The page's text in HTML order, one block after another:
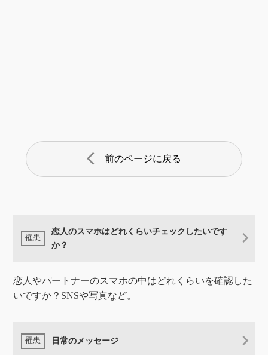
arrow_back_ios 前のページに戻る
恋人のスマホはどれくらいチェックしたいです
か？
恋人やパートナーのスマホの中はどれくらいを確認した
いですか？SNSや写真など。
日常のメッセージ